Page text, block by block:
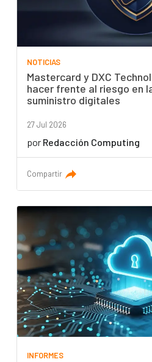
NOTICIAS
Mastercard y DXC
hacer frente al riesgo en
suministro digitales
27 Jul 2026
por Redacción Computing
Compartir
INFORMES